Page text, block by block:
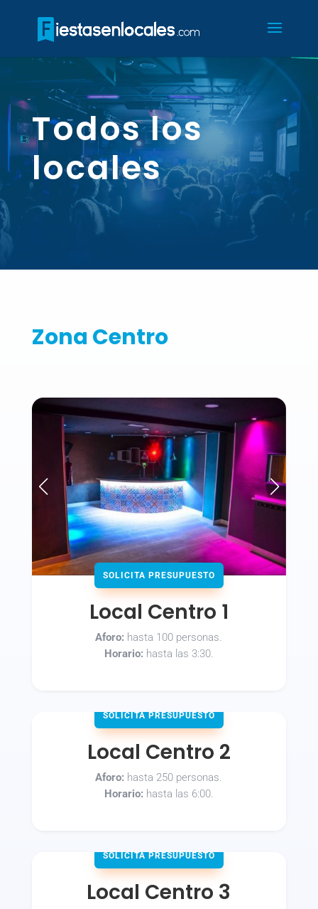
Todos los
locales
Zona Centro
SOLICITA PRESUPUESTO
Local Centro 1
Aforo: hasta 100 personas.
Horario: hasta las 3:30.
SOLICITA PRESUPUESTO
Local Centro 2
Aforo: hasta 250 personas.
Horario: hasta las 6:00.
SOLICITA PRESUPUESTO
Local Centro 3